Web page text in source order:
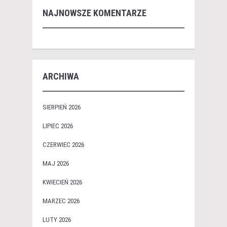
NAJNOWSZE KOMENTARZE
ARCHIWA
SIERPIEŃ 2026
LIPIEC 2026
CZERWIEC 2026
MAJ 2026
KWIECIEŃ 2026
MARZEC 2026
LUTY 2026